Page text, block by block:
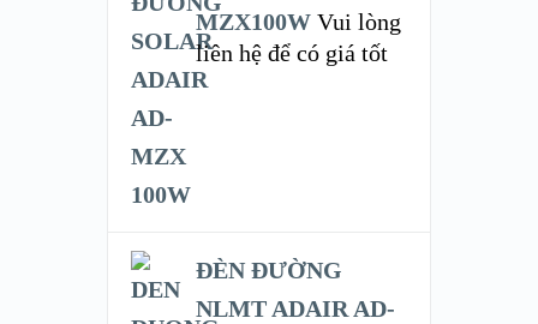
MZX100W Vui lòng
liên hệ để có giá tốt
ĐÈN ĐƯỜNG
NLMT ADAIR AD-